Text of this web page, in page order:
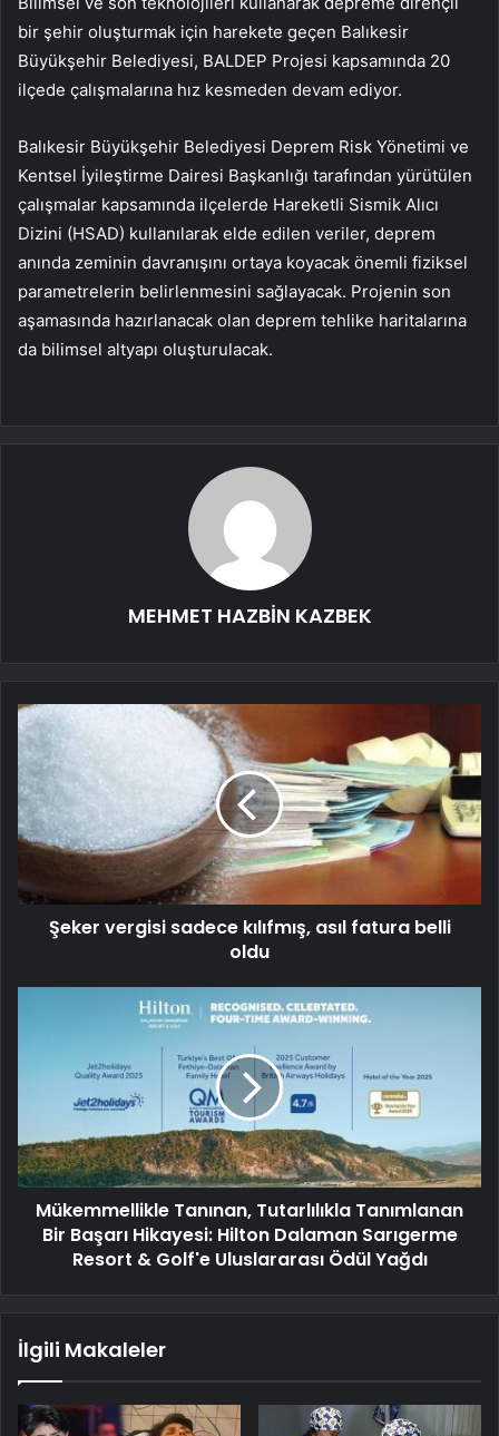
bir şehir oluşturmak için harekete geçen Balıkesir
Büyükşehir Belediyesi, BALDEP Projesi kapsamında 20
ilçede çalışmalarına hız kesmeden devam ediyor.
Balıkesir Büyükşehir Belediyesi Deprem Risk Yönetimi ve
Kentsel İyileştirme Dairesi Başkanlığı tarafından yürütülen
çalışmalar kapsamında ilçelerde Hareketli Sismik Alıcı
Dizini (HSAD) kullanılarak elde edilen veriler, deprem
anında zeminin davranışını ortaya koyacak önemli fiziksel
parametrelerin belirlenmesini sağlayacak. Projenin son
aşamasında hazırlanacak olan deprem tehlike haritalarına
da bilimsel altyapı oluşturulacak.
MEHMET HAZBİN KAZBEK
Şeker vergisi sadece kılıfmış, asıl fatura belli
oldu
Mükemmellikle Tanınan, Tutarlılıkla Tanımlanan
Bir Başarı Hikayesi: Hilton Dalaman Sarıgerme
Resort & Golf'e Uluslararası Ödül Yağdı
İlgili Makaleler